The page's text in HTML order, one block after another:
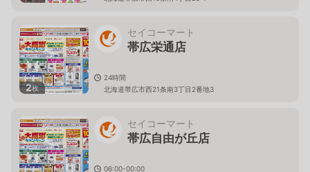
2枚
セイコーマート
帯広栄通店
24時間
北海道帯広市西21条南3丁目2番地3
セイコーマート
帯広自由が丘店
06:00-00:00